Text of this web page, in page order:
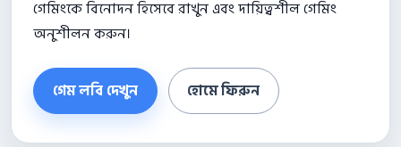
গেমিংকে বিনোদন হিসেবে রাখুন এবং দায়িত্বশীল গেমিং
অনুশীলন করুন।
গেম লবি দেখুন হোমে ফিরুন